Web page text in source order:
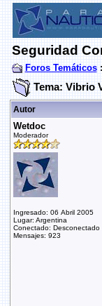
Seguridad
Foros Temáticos:
Tema: Vibrio
Autor
Wetdoc
Moderador
Ingresado: 06 Abril 2005
Lugar: Argentina
Conectado: Desconectado
Mensajes: 923